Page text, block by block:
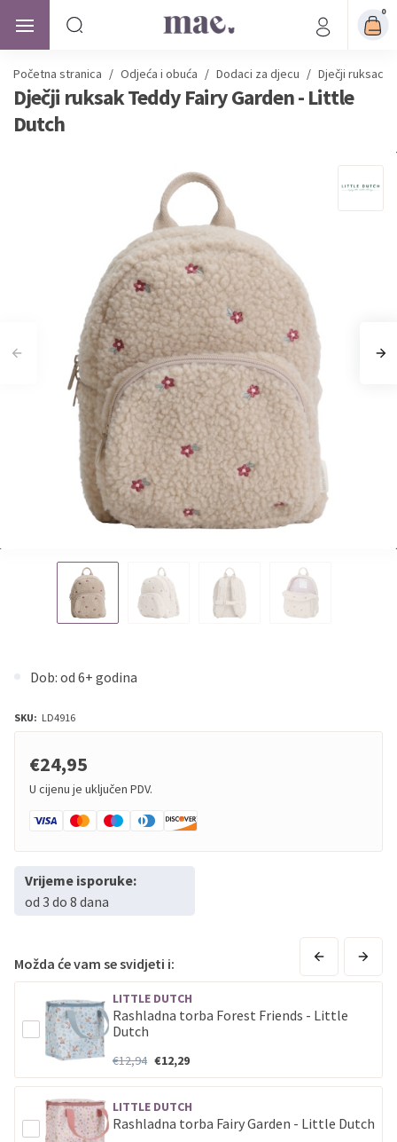
0
Početna stranica / Odjeća i obuća / Dodaci za djecu / Dječji ruksaci
Dječji ruksak Teddy Fairy Garden - Little
Dutch
Dob: od 6+ godina
SKU: LD4916
€24,95
U cijenu je uključen PDV.
Vrijeme isporuke:
od 3 do 8 dana
Možda će vam se svidjeti i:
LITTLE DUTCH
Rashladna torba Forest Friends - Little
Dutch
€12,94 €12,29
LITTLE DUTCH
Rashladna torba Fairy Garden - Little Dutch